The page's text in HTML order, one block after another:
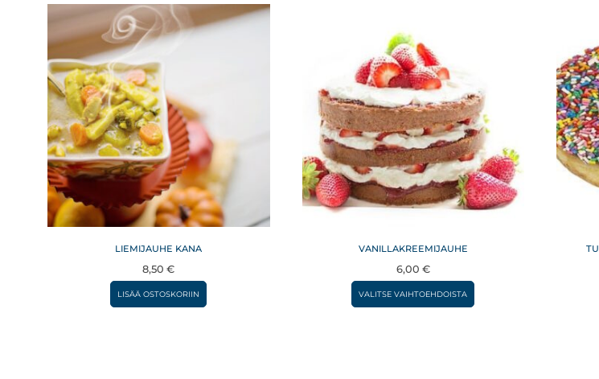
LIEMIJAUHE KANA
8,50€
LISÄÄ OSTOSKORIIN
VANILLAKREEMIJAUHE
6,00 €
VALITSE VAIHTOEHDOISTA